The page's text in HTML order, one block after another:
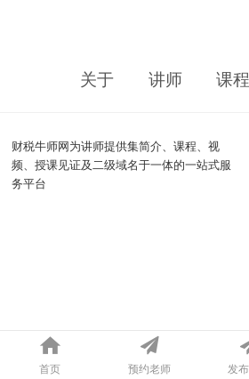
首页 预约老师 发
关于 讲师 课程
财税牛师网为讲师提供集简介、课程、视
频、授课见证及二级域名于一体的一站式服
务平台